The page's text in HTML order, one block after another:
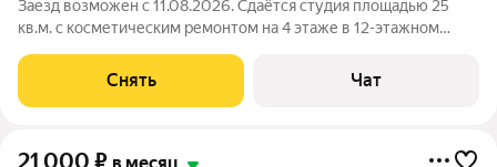
Заезд возможен с 11.08.2026. Сдаётся студия площадью 25
кв.м. с косметическим ремонтом на 4 этаже в 12-этажном
Стиральная машина Холодильник Микроволновка Дом -
монолитный, окна выходят во
Снять Чат
21 000 ₽